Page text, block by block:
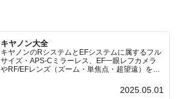
キヤノン大全
キヤノンのRシステムとEFシステムに属するフル
サイズ・APS-Cミラーレス、EF一眼レフカメラ
やRF/EFレンズ（ズーム・単焦点・超望遠）をカ
常に機種の内部リンク設計で回遊性向上と快適表
2025.05.01